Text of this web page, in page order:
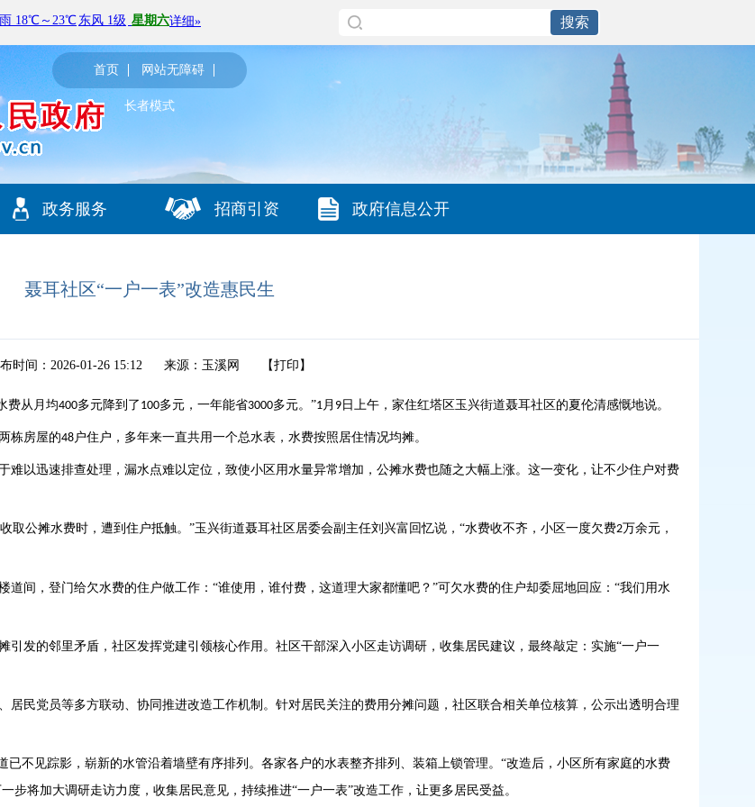
首页 网站无障碍
长者模式
政务服务 招商引资 政府信息公开
聂耳社区“一户一表”改造惠民生
时间：2026-01-26 15:12 来源：玉溪网 【打印 】
费从月均400多元降到了 100多元，一年能省3000多元。”1月 9 日上午，家住红塔区玉兴街道聂耳社区的夏伦清感慨地说。
栋房屋的48户住户，多年来一直共用一个总水表，水费按照居住情况均摊。
以迅速排查处理，漏水点难以定位，致使小区用水量异常增加，公摊水费也随之大幅上涨。这一变化，让不少住户对费
取公摊水费时，遭到住户抵触。”玉兴街道聂耳社区居委会副主任刘兴富回忆说，“水费收不齐，小区一度欠费2万余元，
道间，登门给欠水费的住户做工作： “谁使用，谁付费，这道理大家都懂吧？”可欠水费的住户却委屈地回应：“我们用水
引发的邻里矛盾，社区发挥党建引领核心作用。社区干部深入小区走访调研，收集居民建议，最终敲定：实施“一户一
民党员等多方联动、协同推进改造工作机制。针对居民关注的费用分摊问题，社区联合相关单位核算，公示出透明合理
已不见踪影，崭新的水管沿着墙壁有序排列。各家各户的水表整齐排列、装箱上锁管理。“改造后，小区所有家庭的水费
将加大调研走访力度，收集居民意见，持续推进“一户一表”改造工作，让更多居民受益。